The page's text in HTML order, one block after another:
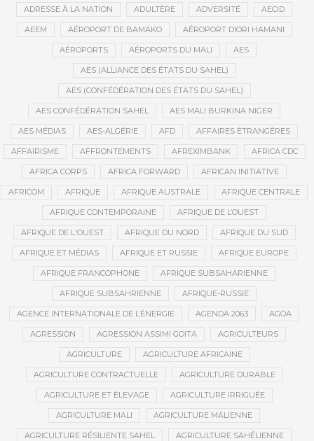
ADRESSE À LA NATION ADULTÈRE ADVERSITÉ AECID
AEEM AÉROPORT DE BAMAKO AÉROPORT DIORI HAMANI
AÉROPORTS AÉROPORTS DU MALI AES
AES (ALLIANCE DES ÉTATS DU SAHEL)
AES (CONFÉDÉRATION DES ÉTATS DU SAHEL)
AES CONFÉDÉRATION SAHEL AES MALI BURKINA NIGER
AES MÉDIAS AES-ALGÉRIE AFD AFFAIRES ÉTRANGÈRES
AFFAIRISME AFFRONTEMENTS AFREXIMBANK AFRICA CDC
AFRICA CORPS AFRICA FORWARD AFRICAN INITIATIVE
AFRICOM AFRIQUE AFRIQUE AUSTRALE AFRIQUE CENTRALE
AFRIQUE CONTEMPORAINE AFRIQUE DE L’OUEST
AFRIQUE DE L'OUEST AFRIQUE DU NORD AFRIQUE DU SUD
AFRIQUE ET MÉDIAS AFRIQUE ET RUSSIE AFRIQUE EUROPE
AFRIQUE FRANCOPHONE AFRIQUE SUBSAHARIENNE
AFRIQUE SUBSAHRIENNE AFRIQUE-RUSSIE
AGENCE INTERNATIONALE DE L’ÉNERGIE AGENDA 2063 AGOA
AGRESSION AGRESSION ASSIMI GOITA AGRICULTEURS
AGRICULTURE AGRICULTURE AFRICAINE
AGRICULTURE CONTRACTUELLE AGRICULTURE DURABLE
AGRICULTURE ET ÉLEVAGE AGRICULTURE IRRIGUÉE
AGRICULTURE MALI AGRICULTURE MALIENNE
AGRICULTURE RÉSILIENTE SAHEL AGRICULTURE SAHÉLIENNE